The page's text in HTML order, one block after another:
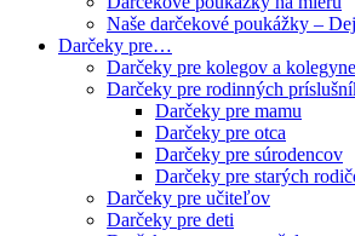
Naše darčekové poukážky –
Darčeky pre…
Darčeky pre kolegov a kolegyne
Darčeky pre rodinných
Darčeky pre mamu
Darčeky pre otca
Darčeky pre súrodencov
Darčeky pre starých
Darčeky pre učiteľov
Darčeky pre deti